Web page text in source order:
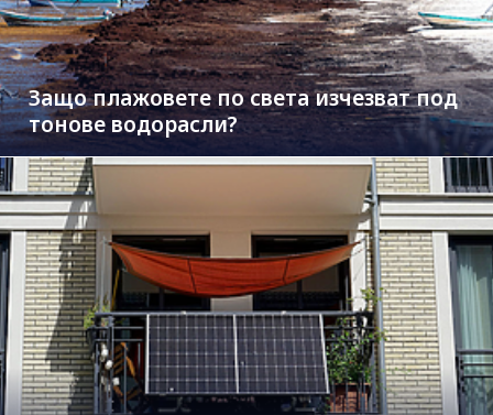
Защо плажовете по света изчезват под
тонове водорасли?